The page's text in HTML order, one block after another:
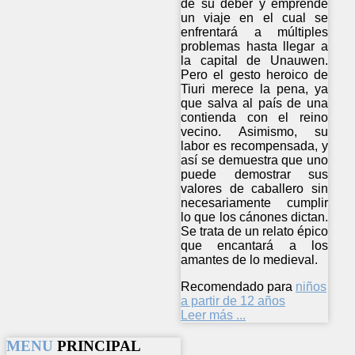
de su deber y emprende
un viaje en el cual se
enfrentará a múltiples
problemas hasta llegar a
la capital de Unauwen.
Pero el gesto heroico de
Tiuri merece la pena, ya
que salva al país de una
contienda con el reino
vecino. Asimismo, su
labor es recompensada, y
así se demuestra que uno
puede demostrar sus
valores de caballero sin
necesariamente cumplir
lo que los cánones dictan.
Se trata de un relato épico
que encantará a los
amantes de lo medieval.
Recomendado para niños
a partir de 12 años
Leer más ...
MENU PRINCIPAL